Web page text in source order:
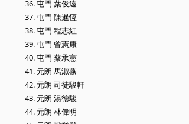
36. 屯門 葉俊遠
37. 屯門 陳暹恆
38. 屯門 程志紅
39. 屯門 曾憲康
40. 屯門 蔡承憲
41. 元朗 馬淑燕
42. 元朗 司徒駿軒
43. 元朗 湯德駿
44. 元朗 林偉明